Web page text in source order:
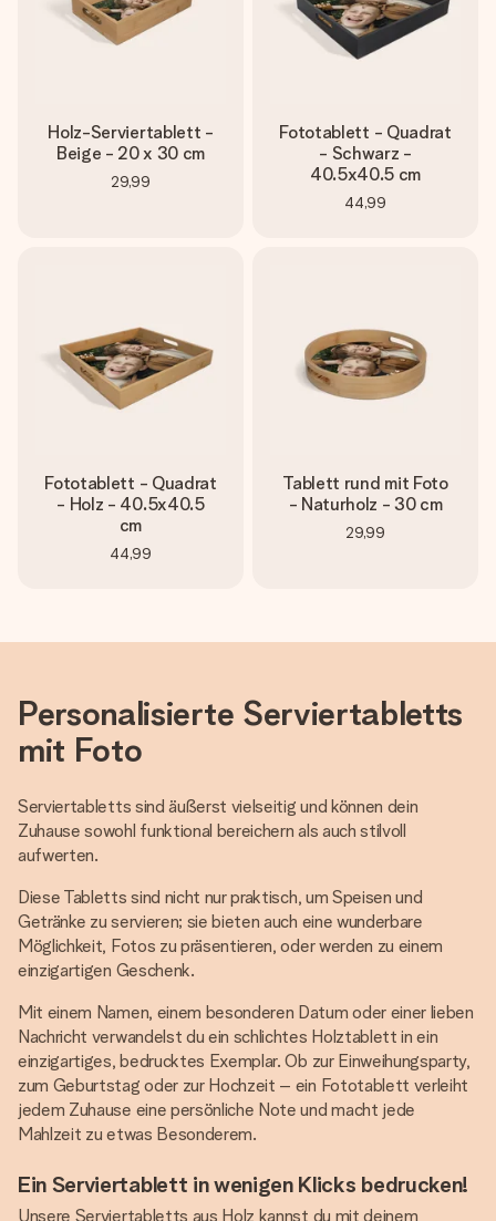
Holz-Serviertablett -
Beige - 20 x 30 cm
29,99
Fototablett - Quadrat
- Schwarz -
40.5x40.5 cm
44,99
Fototablett - Quadrat
- Holz - 40.5x40.5
cm
44,99
Tablett rund mit Foto
- Naturholz - 30 cm
29,99
Personalisierte Serviertabletts
mit Foto
Serviertabletts sind äußerst vielseitig und können dein
Zuhause sowohl funktional bereichern als auch stilvoll
aufwerten.
Diese Tabletts sind nicht nur praktisch, um Speisen und
Getränke zu servieren; sie bieten auch eine wunderbare
Möglichkeit, Fotos zu präsentieren, oder werden zu einem
einzigartigen Geschenk.
Mit einem Namen, einem besonderen Datum oder einer lieben
Nachricht verwandelst du ein schlichtes Holztablett in ein
einzigartiges, bedrucktes Exemplar. Ob zur Einweihungsparty,
zum Geburtstag oder zur Hochzeit – ein Fototablett verleiht
jedem Zuhause eine persönliche Note und macht jede
Mahlzeit zu etwas Besonderem.
Ein Serviertablett in wenigen Klicks bedrucken!
Unsere Serviertabletts aus Holz kannst du mit deinem